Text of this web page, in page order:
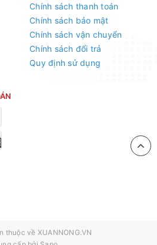
Chính sách thanh toán
Chính sách bảo mật
Chính sách vận chuyển
Chính sách đổi trả
Quy định sử dụng
thuộc về XUANNONG.VN